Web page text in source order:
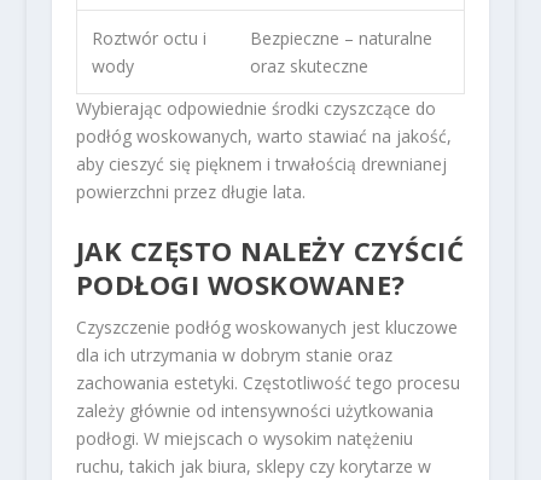
Roztwór octu i
wody
Bezpieczne – naturalne
oraz skuteczne
Wybierając odpowiednie środki czyszczące do
podłóg woskowanych, warto stawiać na jakość,
aby cieszyć się pięknem i trwałością drewnianej
powierzchni przez długie lata.
JAK CZĘSTO NALEŻY CZYŚCIĆ
PODŁOGI WOSKOWANE?
Czyszczenie podłóg woskowanych jest kluczowe
dla ich utrzymania w dobrym stanie oraz
zachowania estetyki. Częstotliwość tego procesu
zależy głównie od intensywności użytkowania
podłogi. W miejscach o wysokim natężeniu
ruchu, takich jak biura, sklepy czy korytarze w